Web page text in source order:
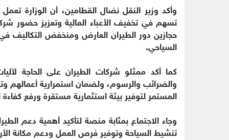
وأكد وزير النقل نضال القطامين، أن الوزارة
تسهم في تخفيف الأعباء المالية وتعزيز حضور
حجازين دور الطيران العارض ومنخفض التكاليف
السياحي.
كما أكد ممثلو شركات الطيران على الحاجة
والضرائب والرسوم، ولضمان استمرارية أعمالهم
المستمر لتوفير بيئة استثمارية مستقرة ورفع كفاءة
وجاء الاجتماع بمثابة منصة لتأكيد أهمية دعم
تنشيط السياحة وتوفير فرص العمل ودعم مكانة